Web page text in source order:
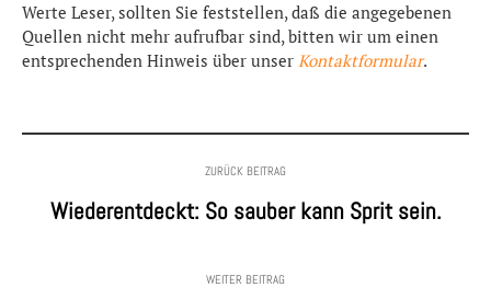
Werte Leser, sollten Sie feststellen, daß die angegebenen
Quellen nicht mehr aufrufbar sind, bitten wir um einen
entsprechenden Hinweis über unser Kontaktformular.
ZURÜCK BEITRAG
Wiederentdeckt: So sauber kann Sprit sein.
WEITER BEITRAG